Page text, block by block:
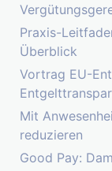
Praxis-
Überblick
Vortrag EU-
Mit
reduzieren
Good Pay: